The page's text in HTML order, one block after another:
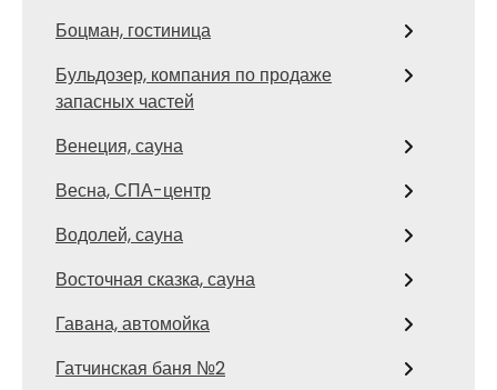
Боцман, гостиница
Бульдозер, компания по продаже
запасных частей
Венеция, сауна
Весна, СПА-центр
Водолей, сауна
Восточная сказка, сауна
Гавана, автомойка
Гатчинская баня №2